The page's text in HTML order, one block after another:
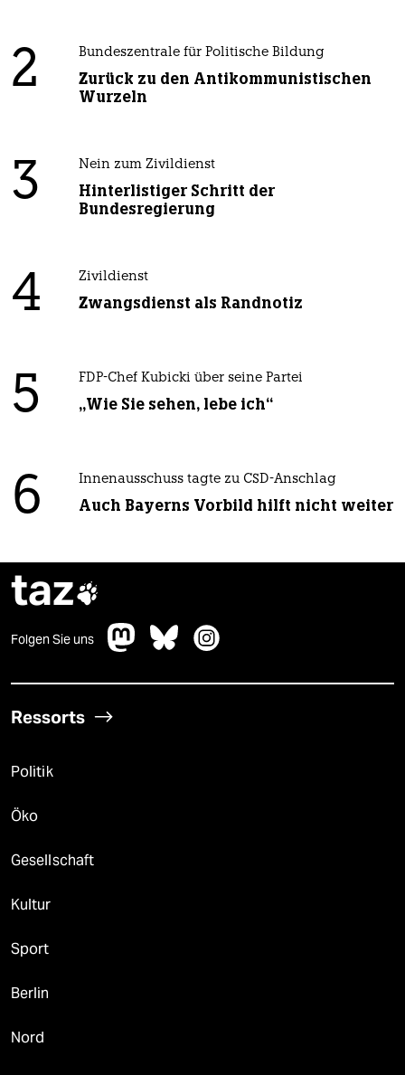
2 Bundeszentrale für Politische Bildung
Zurück zu den Antikommunistischen
Wurzeln
3 Nein zum Zivildienst
Hinterlistiger Schritt der
Bundesregierung
4 Zivildienst
Zwangsdienst als Randnotiz
5 FDP-Chef Kubicki über seine Partei
„Wie Sie sehen, lebe ich“
6 Innenausschuss tagte zu CSD-Anschlag
Auch Bayerns Vorbild hilft nicht weiter
taz
Folgen Sie uns
Ressorts
Politik
Öko
Gesellschaft
Kultur
Sport
Berlin
Nord